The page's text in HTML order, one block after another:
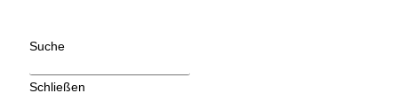
Suche
Schließen